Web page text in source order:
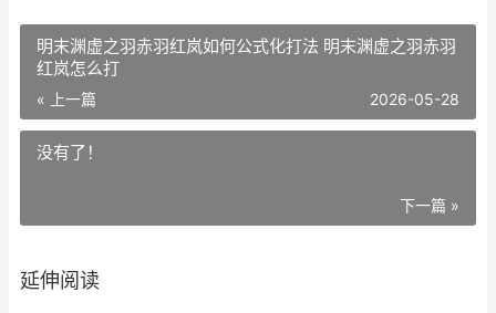
明末渊虚之羽赤羽红岚如何公式化打法 明末渊虚之羽赤羽
红岚怎么打
« 上一篇 2026-05-28
没有了！
下一篇 »
延伸阅读